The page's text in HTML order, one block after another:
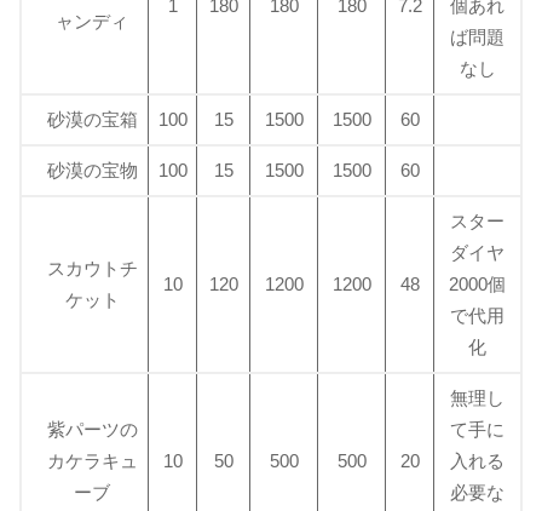
ャンディ
1 180 180 180 7.2
個あれ
ば問題
なし
砂漠の宝箱 100 15 1500 1500 60
砂漠の宝物 100 15 1500 1500 60
スカウトチ
ケット
10 120 1200 1200 48
スター
ダイヤ
2000個
で代用
化
紫パーツの
カケラキュ
ーブ
10 50 500 500 20
無理し
て手に
入れる
必要な